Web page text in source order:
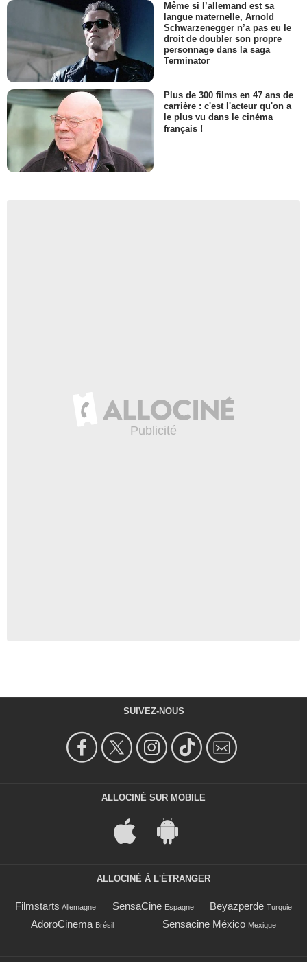
Même si l’allemand est sa
langue maternelle, Arnold
Schwarzenegger n’a pas eu le
droit de doubler son propre
personnage dans la saga
Terminator
Plus de 300 films en 47 ans de
carrière : c'est l'acteur qu'on a
le plus vu dans le cinéma
français !
SUIVEZ-NOUS
ALLOCINÉ SUR MOBILE
ALLOCINÉ À L'ÉTRANGER
Filmstarts Allemagne SensaCine Espagne Beyazperde Turquie
AdoroCinema Brésil Sensacine México Mexique